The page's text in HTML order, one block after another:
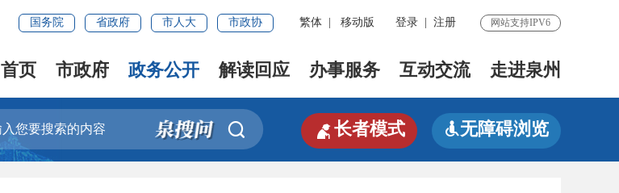
国务院 省政府 市人大 市政协 繁体 移动版 登录 注册 网站支持IPV6
首页 市政府 政务公开 解读回应 办事服务 互动交流 走进泉州
 长者模式 无障碍浏览